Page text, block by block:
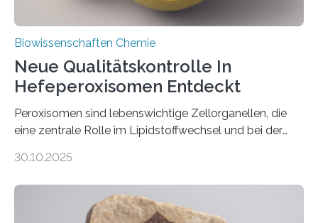
Biowissenschaften Chemie
Neue Qualitätskontrolle In
Hefeperoxisomen Entdeckt
Peroxisomen sind lebenswichtige Zellorganellen, die
eine zentrale Rolle im Lipidstoffwechsel und bei der
erfüllen können, müssen zahlreiche Enzyme präzise in
der Ruhr-Universität Bochum um Prof. Dr. Ralf Erdmann
und Dr. Ismaila Francis Yusuf hat nun einen bislang
30.10.2025